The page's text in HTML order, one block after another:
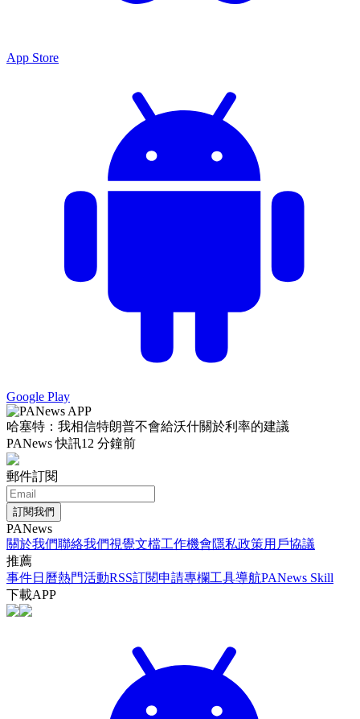
App Store
Google Play
哈塞特：我相信特朗普不會給沃什關於利率的建議
PANews 快訊12 分鐘前
郵件訂閱
訂閱我們
PANews
關於我們聯絡我們視覺文檔工作機會隱私政策用戶協議
推薦
事件日曆熱門活動RSS訂閱申請專欄工具導航PANews Skill
下載APP